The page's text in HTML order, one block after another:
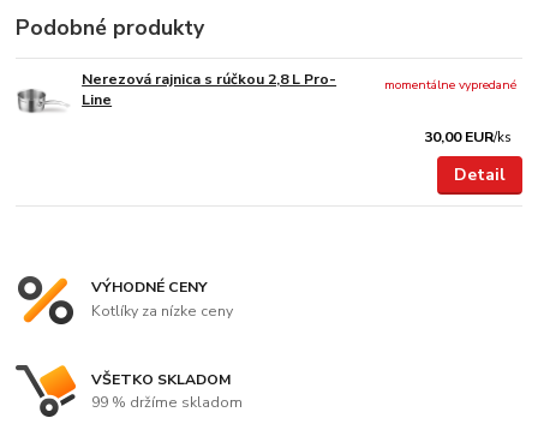
Podobné produkty
Nerezová rajnica s rúčkou 2,8 L Pro-
Line
30,00 EUR/ks
momentálne vypredané
Detail
VÝHODNÉ CENY
Kotlíky za nízke ceny
VŠETKO SKLADOM
99 % držíme skladom